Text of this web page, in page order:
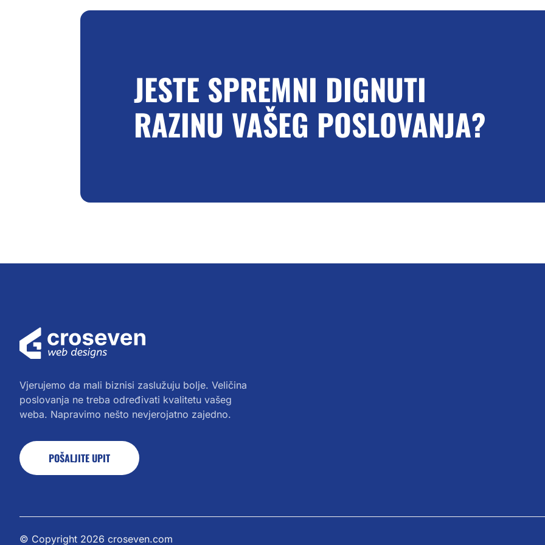
JESTE SPREMNI DIGNUTI
RAZINU VAŠEG POSLOVANJA?
Vjerujemo da mali biznisi zaslužuju bolje. Veličina
poslovanja ne treba određivati kvalitetu vašeg
weba. Napravimo nešto nevjerojatno zajedno.
POŠALJITE UPIT
© Copyright 2026 croseven.com